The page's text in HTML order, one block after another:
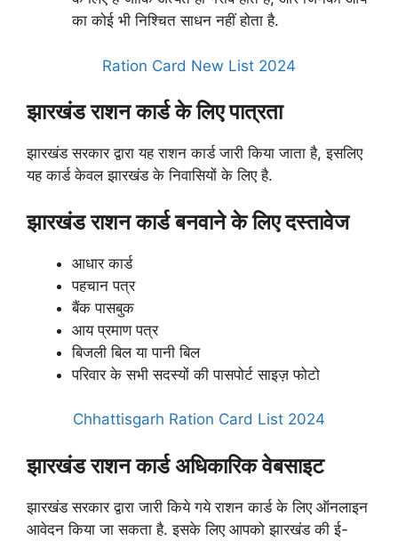
का कोई भी निश्चित साधन नहीं होता है.
Ration Card New List 2024
झारखंड राशन कार्ड के लिए पात्रता
झारखंड सरकार द्वारा यह राशन कार्ड जारी किया जाता है, इसलिए
यह कार्ड केवल झारखंड के निवासियों के लिए है.
झारखंड राशन कार्ड बनवाने के लिए दस्तावेज
आधार कार्ड
पहचान पत्र
बैंक पासबुक
आय प्रमाण पत्र
बिजली बिल या पानी बिल
परिवार के सभी सदस्यों की पासपोर्ट साइज़ फोटो
Chhattisgarh Ration Card List 2024
झारखंड राशन कार्ड अधिकारिक वेबसाइट
झारखंड सरकार द्वारा जारी किये गये राशन कार्ड के लिए ऑनलाइन
आवेदन किया जा सकता है. इसके लिए आपको झारखंड की ई-